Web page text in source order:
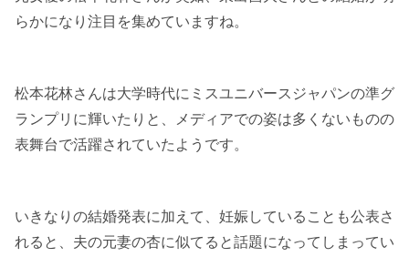
らかになり注目を集めていますね。
松本花林さんは大学時代にミスユニバースジャパンの準グ
ランプリに輝いたりと、メディアでの姿は多くないものの
表舞台で活躍されていたようです。
いきなりの結婚発表に加えて、妊娠していることも公表さ
れると、夫の元妻の杏に似てると話題になってしまってい